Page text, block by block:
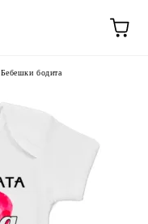
Бебешки бодита